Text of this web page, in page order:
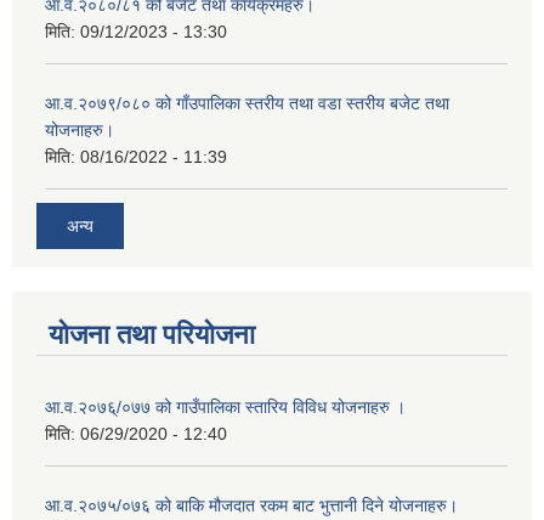
आ.व.२०८०/८१ को बजेट तथा कार्यक्रमहरु।
मिति: 09/12/2023 - 13:30
आ.व.२०७९/०८० को गाँउपालिका स्तरीय तथा वडा स्तरीय बजेट तथा
योजनाहरु।
मिति: 08/16/2022 - 11:39
अन्य
योजना तथा परियोजना
आ.व.२०७६्/०७७ को गाउँपालिका स्तारिय विविध योजनाहरु ।
मिति: 06/29/2020 - 12:40
आ.व.२०७५/०७६ को बाकि मौजदात रकम बाट भुत्तानी दिने योजनाहरु।